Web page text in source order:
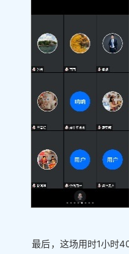
最后，这场用时1小时